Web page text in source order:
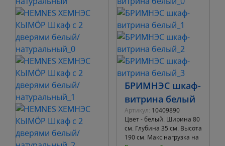
БРИМНЭС шкаф-
витрина белый
Артикул: 10409890
Цвет - белый. Ширина 80
см. Глубина 35 см. Высота
190 см. Макс нагрузка на